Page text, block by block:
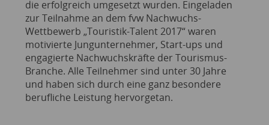
die erfolgreich umgesetzt wurden. Eingeladen
zur Teilnahme an dem fvw Nachwuchs-
Wettbewerb „Touristik-Talent 2017“ waren
motivierte Jungunternehmer, Start-ups und
engagierte Nachwuchskräfte der Tourismus-
Branche. Alle Teilnehmer sind unter 30 Jahre
und haben sich durch eine ganz besondere
berufliche Leistung hervorgetan.